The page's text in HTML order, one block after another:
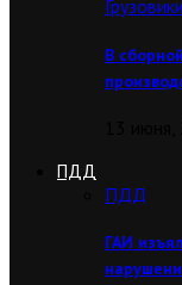
Грузовики
В
ПДД
ПДД
ГАИ